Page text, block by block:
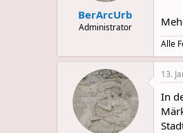
BerArcUrb
Administrator
Alle
13.
In